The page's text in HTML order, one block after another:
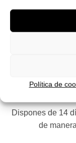
Política de
Dispones de 14
de